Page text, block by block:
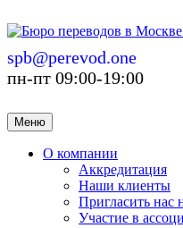
spb@perevod.one
пн-пт 09:00-19:00
Меню
О компании
Аккредитация
Наши клиенты
Пригласить нас
Участие в